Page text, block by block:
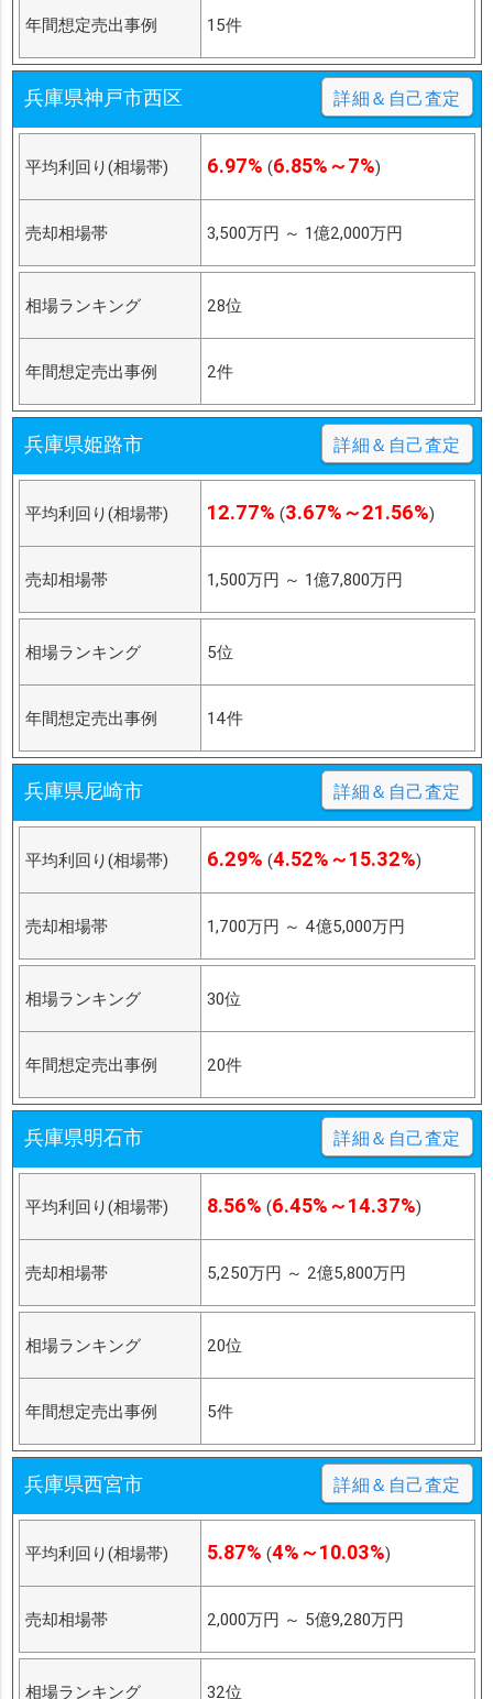
年間想定売出事例 15件
兵庫県神戸市西区 詳細＆自己査定
平均利回り(相場帯) 6.97% (6.85%～7%)
売却相場帯 3,500万円 ～ 1億2,000万円
相場ランキング 28位
年間想定売出事例 2件
兵庫県姫路市 詳細＆自己査定
平均利回り(相場帯) 12.77% (3.67%～21.56%)
売却相場帯 1,500万円 ～ 1億7,800万円
相場ランキング 5位
年間想定売出事例 14件
兵庫県尼崎市 詳細＆自己査定
平均利回り(相場帯) 6.29% (4.52%～15.32%)
売却相場帯 1,700万円 ～ 4億5,000万円
相場ランキング 30位
年間想定売出事例 20件
兵庫県明石市 詳細＆自己査定
平均利回り(相場帯) 8.56% (6.45%～14.37%)
売却相場帯 5,250万円 ～ 2億5,800万円
相場ランキング 20位
年間想定売出事例 5件
兵庫県西宮市 詳細＆自己査定
平均利回り(相場帯) 5.87% (4%～10.03%)
売却相場帯 2,000万円 ～ 5億9,280万円
相場ランキング 32位